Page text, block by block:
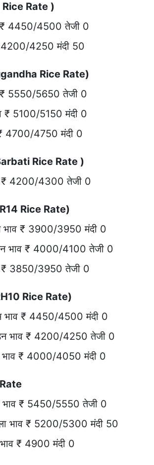
Rice Rate )
₹ 4450/4500 तेजी 0
4200/4250 मंदी 50
Rice Rate)
₹ 5550/5650 तेजी 0
₹ 5100/5150 मंदी 0
4700/4750 मंदी 0
Rice Rate )
₹ 4200/4300 तेजी 0
Rice Rate)
भाव ₹ 3900/3950 मंदी 0
भाव ₹ 4000/4100 तेजी 0
₹ 3850/3950 तेजी 0
Rice Rate)
भाव ₹ 4450/4500 मंदी 0
भाव ₹ 4200/4250 तेजी 0
भाव ₹ 4000/4050 मंदी 0
भाव ₹ 5450/5550 तेजी 0
भाव ₹ 5200/5300 मंदी 50
₹ 4900 मंदी 0